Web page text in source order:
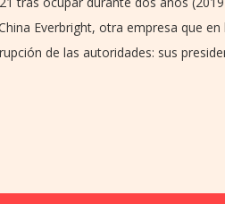
Everbright, otra empresa que
de las autoridades: sus